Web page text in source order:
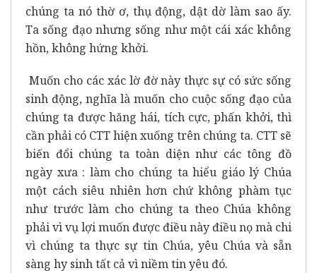
chúng ta nó thờ ơ, thụ động, dật dờ làm sao ấy.
Ta sống đạo nhưng sống như một cái xác không
hồn, không hứng khởi.
Muốn cho các xác lờ đờ này thực sự có sức sống
sinh động, nghĩa là muốn cho cuộc sống đạo của
chúng ta được hăng hái, tích cực, phấn khởi, thì
cần phải có CTT hiện xuống trên chúng ta. CTT sẽ
biến đổi chúng ta toàn diện như các tông đồ
ngày xưa : làm cho chúng ta hiểu giáo lý Chúa
một cách siêu nhiên hơn chứ không phàm tục
như trước làm cho chúng ta theo Chúa không
phải vì vụ lợi muốn được điều này điều nọ mà chi
vì chúng ta thực sự tin Chúa, yêu Chúa và sẵn
sàng hy sinh tất cả vì niềm tin yêu đó.